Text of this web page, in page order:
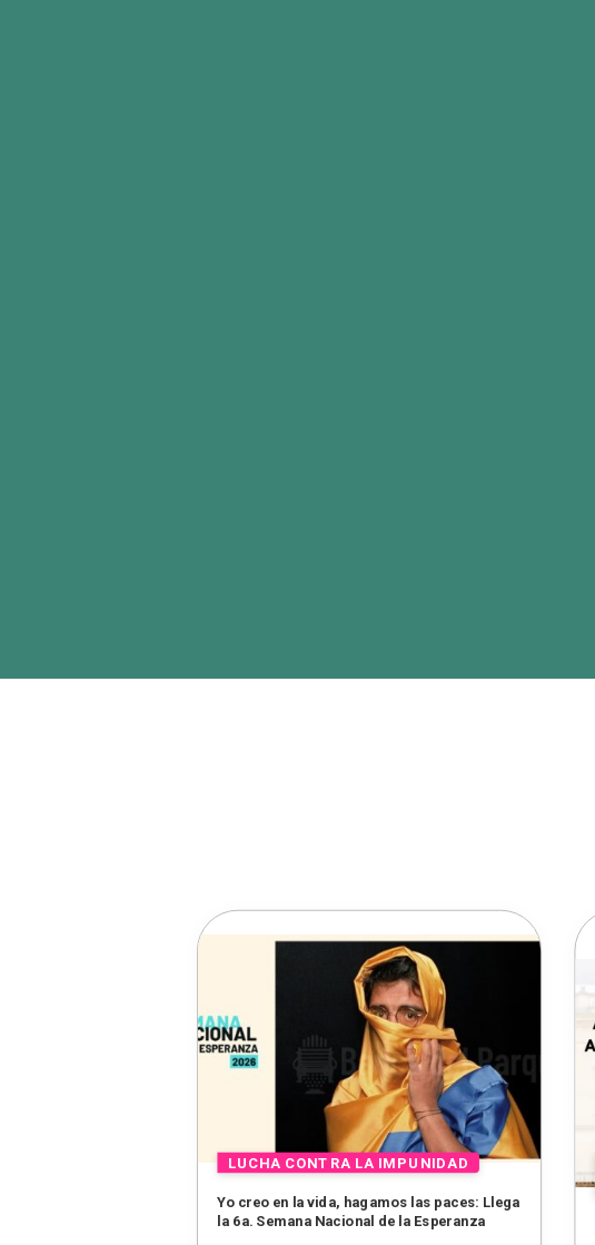
Yo creo en la vida, hagamos las paces: Llega
la 6a. Semana Nacional de la Esperanza